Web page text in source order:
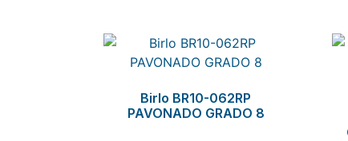
Birlo BR10-062RP
PAVONADO GRADO 8